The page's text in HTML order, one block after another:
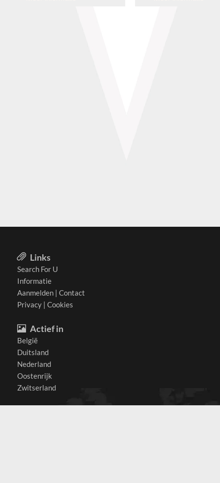
Links
Search For U
Informatie
Aanmelden | Contact
Privacy | Cookies
Actief in
België
Duitsland
Nederland
Oostenrijk
Zwitserland